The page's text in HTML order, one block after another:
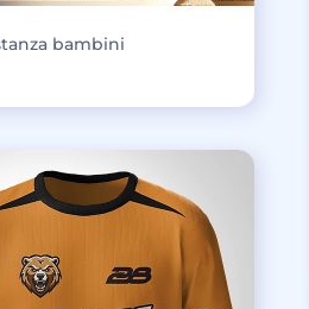
bambini